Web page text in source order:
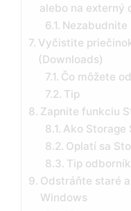
alebo na externý
Nezabudnite
Vyčistite
(Downloads)
Čo môžete
Tip
Zapnite funkciu
Ako Storage
Oplatí sa
Tip
Odstráňte staré
Windows